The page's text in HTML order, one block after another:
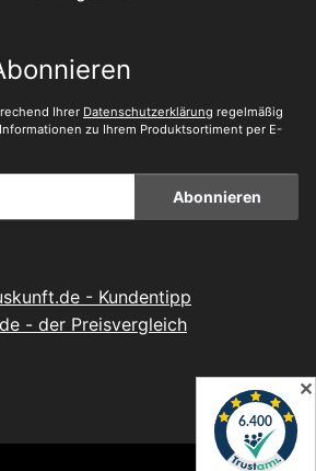
Ihrer Datenschutzerklärung regelmäßig
zu Ihrem Produktsortiment per E-
Abonnieren
✕